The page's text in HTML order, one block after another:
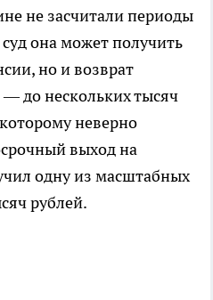
не засчитали периоды
она может получить
но и возврат
до нескольких тысяч
неверно
выход на
одну из масштабных
рублей.